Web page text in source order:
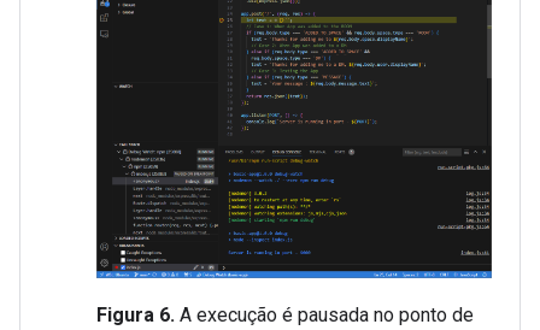
Figura 6. A execução é pausada no ponto de